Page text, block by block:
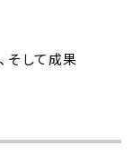
そして成果